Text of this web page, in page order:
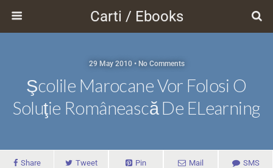
Carti / Ebooks
29 May 2010 • No Comments
Şcolile Marocane Vor Folosi O
Soluţie Românească De ELearning
Share Tweet Pin Mail SMS